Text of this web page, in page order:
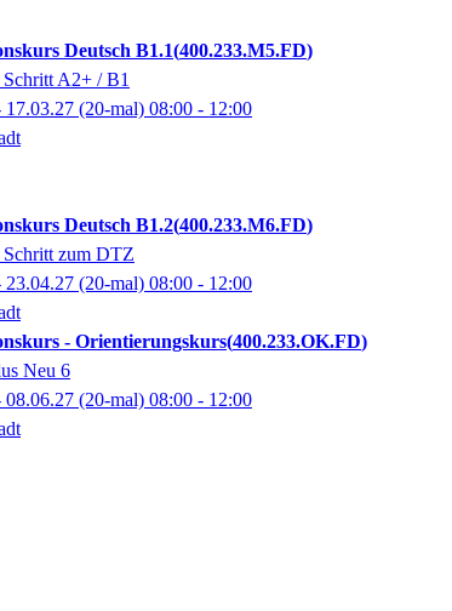
Deutsch B1.1 400.233.M5.FD
A2+ / B1
17.03.27 (20-mal) 08:00 - 12:00
Deutsch B1.2 400.233.M6.FD
zum DTZ
23.04.27 (20-mal) 08:00 - 12:00
- Orientierungskurs 400.233.OK.FD
Neu 6
08.06.27 (20-mal) 08:00 - 12:00